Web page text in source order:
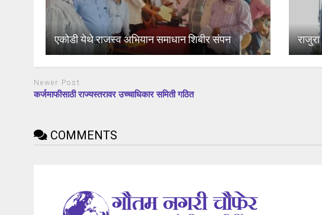
एकोडी येथे राजस्व अभियान समाधान शिबीर संपन
Newer Post
कर्जमाफीसाठी राज्यस्तरावर उच्चाधिकार समिती गठित
COMMENTS